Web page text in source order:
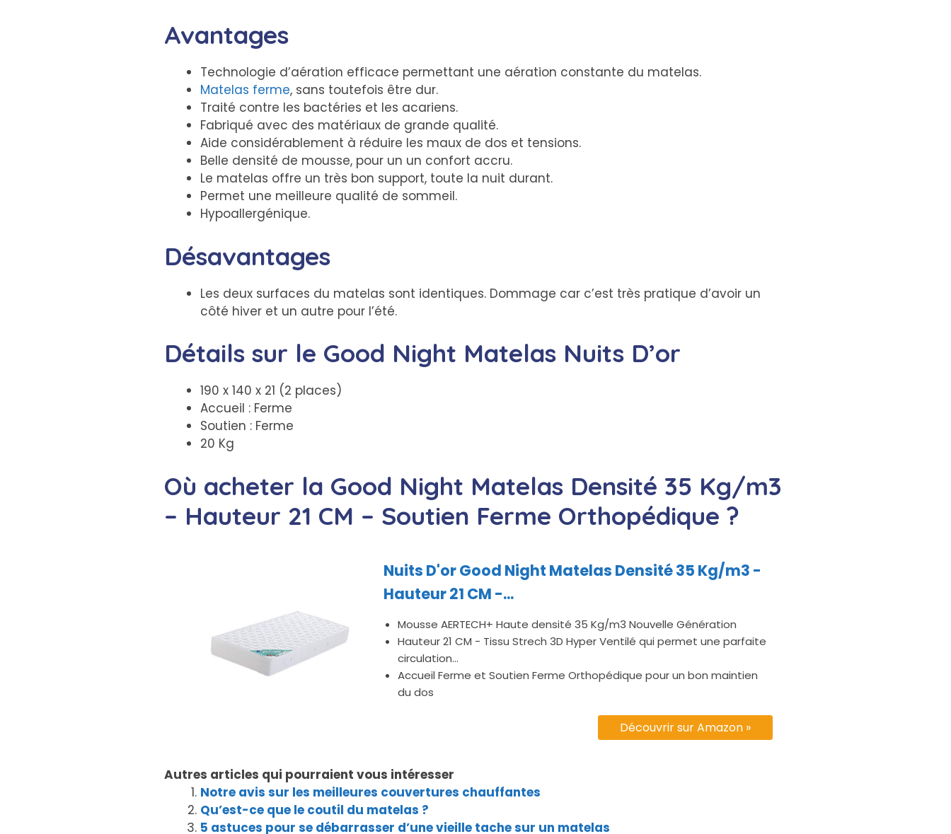
Avantages
Technologie d’aération efficace permettant une aération constante du matelas.
Matelas ferme, sans toutefois être dur.
Traité contre les bactéries et les acariens.
Fabriqué avec des matériaux de grande qualité.
Aide considérablement à réduire les maux de dos et tensions.
Belle densité de mousse, pour un un confort accru.
Le matelas offre un très bon support, toute la nuit durant.
Permet une meilleure qualité de sommeil.
Hypoallergénique.
Désavantages
Les deux surfaces du matelas sont identiques. Dommage car c’est très pratique d’avoir un
côté hiver et un autre pour l’été.
Détails sur le Good Night Matelas Nuits D’or
190 x 140 x 21 (2 places)
Accueil : Ferme
Soutien : Ferme
20 Kg
Où acheter la Good Night Matelas Densité 35 Kg/m3
– Hauteur 21 CM – Soutien Ferme Orthopédique ?
Nuits D'or Good Night Matelas Densité 35 Kg/m3 -
Hauteur 21 CM -...
Mousse AERTECH+ Haute densité 35 Kg/m3 Nouvelle Génération
Hauteur 21 CM - Tissu Strech 3D Hyper Ventilé qui permet une parfaite
circulation...
Accueil Ferme et Soutien Ferme Orthopédique pour un bon maintien
du dos
Découvrir sur Amazon »
Autres articles qui pourraient vous intéresser
Notre avis sur les meilleures couvertures chauffantes
Qu’est-ce que le coutil du matelas ?
5 astuces pour se débarrasser d’une vieille tache sur un matelas